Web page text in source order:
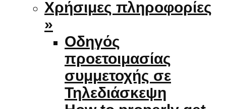
Χρήσιμες πληροφορίες
»
Οδηγός
προετοιμασίας
συμμετοχής σε
Τηλεδιάσκεψη